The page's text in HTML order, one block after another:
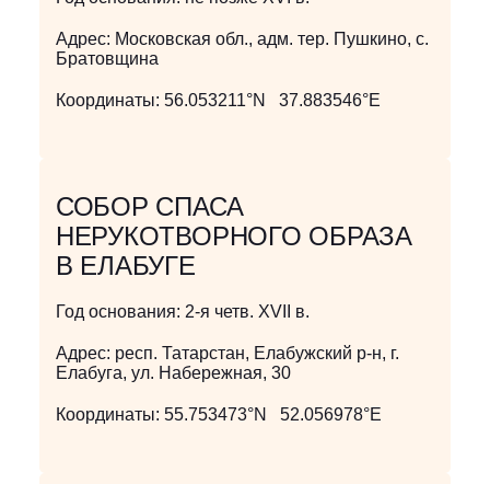
Адрес: Московская обл., адм. тер. Пушкино, с.
Братовщина
Координаты: 56.053211°N 37.883546°E
СОБОР СПАСА
НЕРУКОТВОРНОГО ОБРАЗА
В ЕЛАБУГЕ
Год основания: 2-я четв. XVII в.
Адрес: респ. Татарстан, Елабужский р-н, г.
Елабуга, ул. Набережная, 30
Координаты: 55.753473°N 52.056978°E